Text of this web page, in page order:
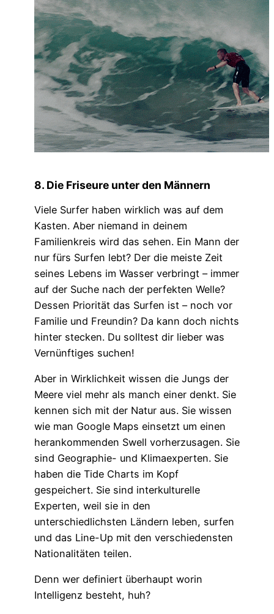
8. Die Friseure unter den Männern
Viele Surfer haben wirklich was auf dem
Kasten. Aber niemand in deinem
Familienkreis wird das sehen. Ein Mann der
nur fürs Surfen lebt? Der die meiste Zeit
seines Lebens im Wasser verbringt – immer
auf der Suche nach der perfekten Welle?
Dessen Priorität das Surfen ist – noch vor
Familie und Freundin? Da kann doch nichts
hinter stecken. Du solltest dir lieber was
Vernünftiges suchen!
Aber in Wirklichkeit wissen die Jungs der
Meere viel mehr als manch einer denkt. Sie
kennen sich mit der Natur aus. Sie wissen
wie man Google Maps einsetzt um einen
herankommenden Swell vorherzusagen. Sie
sind Geographie- und Klimaexperten. Sie
haben die Tide Charts im Kopf
gespeichert. Sie sind interkulturelle
Experten, weil sie in den
unterschiedlichsten Ländern leben, surfen
und das Line-Up mit den verschiedensten
Nationalitäten teilen.
Denn wer definiert überhaupt worin
Intelligenz besteht, huh?